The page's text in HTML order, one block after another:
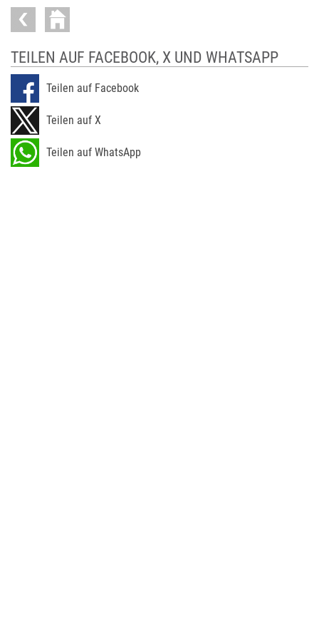
TEILEN AUF FACEBOOK, X UND WHATSAPP
Teilen auf Facebook
Teilen auf X
Teilen auf WhatsApp